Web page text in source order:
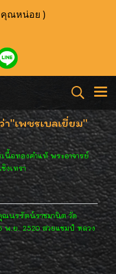
คุณหน่อย )
"เพชรเบลเยี่ยม"
นื้อทองคำแท้ พระอาจารย์
งเทรา
ณนรรัตน์ราชมานิต วัด
.ย. 2520 สวยแชมป์ หลวง